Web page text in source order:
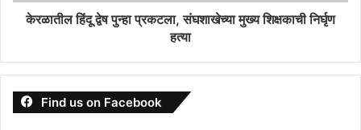
केरळातील हिंदू द्वेष पुन्हा प्रकटला, संघशाखेच्या मुख्य शिक्षकाची निर्घृण
हत्या
Find us on Facebook